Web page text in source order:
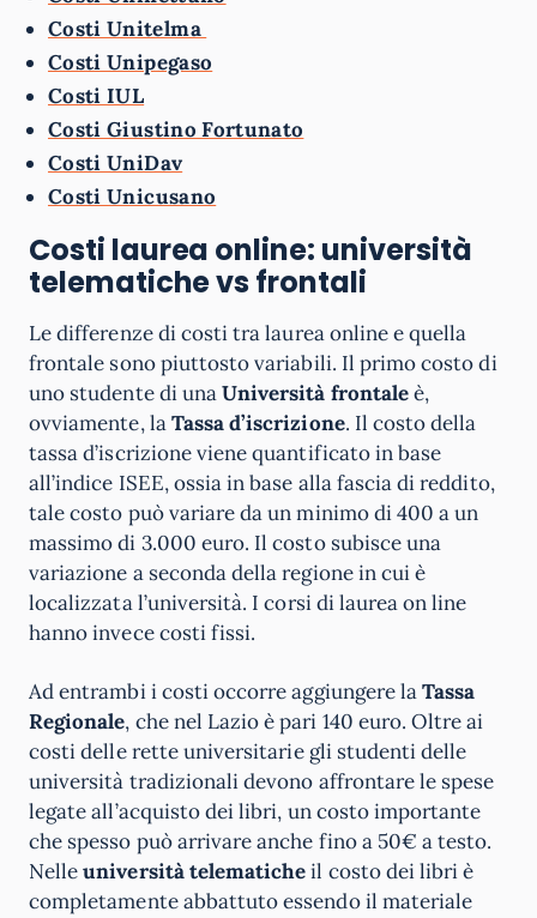
Costi Unitelma
Costi Unipegaso
Costi IUL
Costi Giustino Fortunato
Costi UniDav
Costi Unicusano
Costi laurea online: università
telematiche vs frontali
Le differenze di costi tra laurea online e quella
frontale sono piuttosto variabili. Il primo costo di
uno studente di unaUniversità frontaleè,
ovviamente, laTassa d’iscrizione. Il costo della
tassa d’iscrizione viene quantificato in base
all’indice ISEE, ossia in base alla fascia di reddito,
tale costo può variare da un minimo di 400 a un
massimo di 3.000 euro. Il costo subisce una
variazione a seconda della regione in cui è
localizzata l’università. I corsi di laurea on line
hanno invece costi fissi.
Ad entrambi i costi occorre aggiungere laTassa
Regionale, che nel Lazio è pari 140 euro. Oltre ai
costi delle rette universitarie gli studenti delle
università tradizionali devono affrontare le spese
legate all’acquisto dei libri, un costo importante
che spesso può arrivare anche fino a 50€ a testo.
Nelleuniversità telematicheil costo dei libri è
completamente abbattuto essendo il materiale